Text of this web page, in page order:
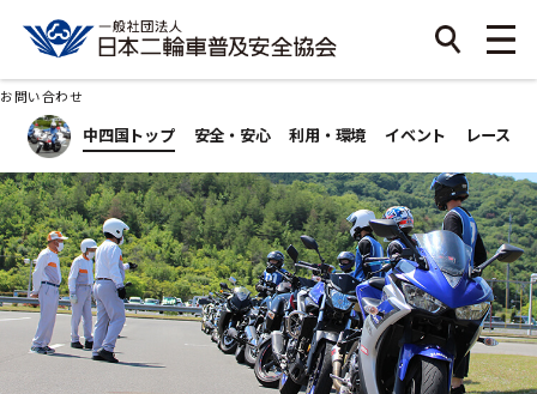
中四国トップ 安全・安心 利用・環境 イベント レース
お問い合わせ